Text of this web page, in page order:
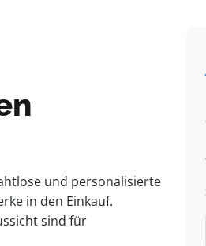
und personalisierte
in den Einkauf.
sind für